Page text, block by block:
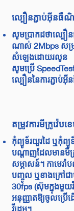
ល្បឿនភ្ជាប់អ៊ីនធឺ
សូម​ប្រាកដថា​ល្បឿ
ណាស់ 2Mbps សម្រ
សំឡេង​ដោយរលូន
សូមប្រើ
ល្បឿននៃការភ្ជាប់
តម្រូវការមីក្រូវ៉េបខ
កុំព្យូទ័រយួរដៃ ឬកុំព្យូទ័
បណ្ដាញដែលមានមីក្រូ
សម្ភាសន៍។ កាមេរ៉ា
បញ្ចូល ឬខាងក្រៅជ
30fps (ស៊ុមក្នុងមួយវិ
អនុញ្ញាត​ឱ្យ​ចូល​ប្រើ​ដ
វីដេអូ។